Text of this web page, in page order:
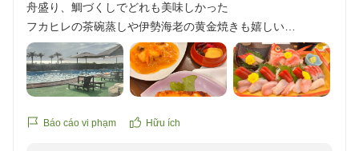
舟盛り、鯛づくしでどれも美味しかった
フカヒレの茶碗蒸しや伊勢海老の黄金焼きも嬉しい
温泉はお湯が柔らかく、すごくすべすべで大満足
露天はないけど、ロケーションは良かった
また、清掃もよくされていて気持ちが良かったです
https://review.travel.rakuten.co.jp/hotel/voice/30113?
Báo cáo vi phạm Hữu ích